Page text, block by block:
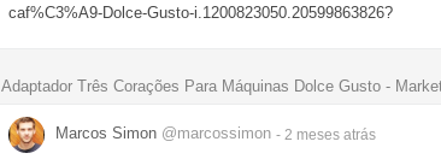
caf%C3%A9-Dolce-Gusto-i.1200823050.20599863826?
Adaptador Três Corações Para Máquinas Dolce Gusto -
Marcos Simon @marcossimon - 2 meses atrás